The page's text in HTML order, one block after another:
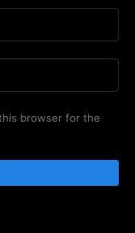
browser for the